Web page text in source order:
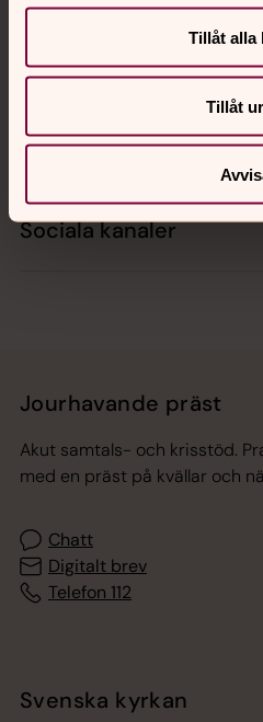
Tillåt alla
Tillåt
Kalender
Hitta snabbt
Sociala kanaler
Jourhavande präst
Akut samtals- och krisstöd.
med en präst på kvällar och
Chatt
Digitalt brev
Telefon 112
Svenska kyrkan